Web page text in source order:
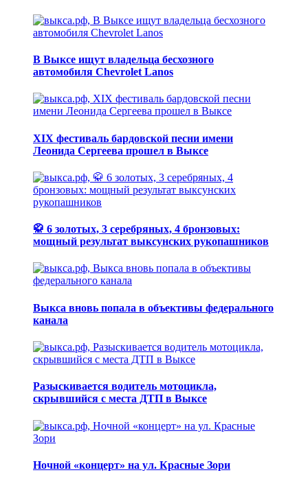
В Выксе ищут владельца бесхозного
автомобиля Chevrolet Lanos
XIX фестиваль бардовской песни имени
Леонида Сергеева прошел в Выксе
🥋 6 золотых, 3 серебряных, 4 бронзовых:
мощный результат выксунских рукопашников
Выкса вновь попала в объективы федерального
канала
Разыскивается водитель мотоцикла,
скрывшийся с места ДТП в Выксе
Ночной «концерт» на ул. Красные Зори